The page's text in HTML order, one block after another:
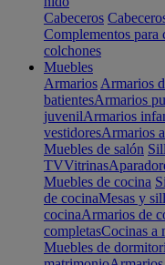
Cabeceros
Complementos para
colchones
Muebles
Armarios Armarios
batientesArmarios
juvenilArmarios
vestidoresArmarios
Muebles de salón
TVVitrinas
Muebles de cocina
de cocinaMesas y
cocinaArmarios de
completasCocinas a
Muebles de